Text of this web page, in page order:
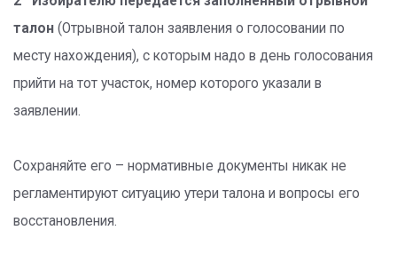
талон (Отрывной талон заявления о голосовании по
месту нахождения), с которым надо в день голосования
прийти на тот участок, номер которого указали в
заявлении.
Сохраняйте его – нормативные документы никак не
регламентируют ситуацию утери талона и вопросы его
восстановления.